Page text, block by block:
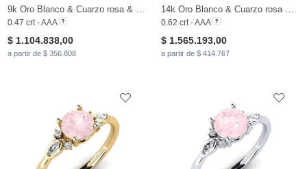
9k Oro Blanco & Cuarzo rosa & Moissanita
0.47 crt - AAA
$ 1.104.838,00
a partir de $ 356.808
14k Oro Blanco & Cuarzo rosa & Moissanita
0.62 crt - AAA
$ 1.565.193,00
a partir de $ 414.767